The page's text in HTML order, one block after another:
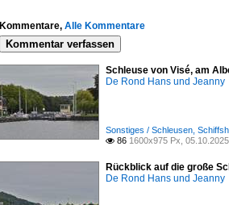
Kommentare, Alle Kommentare
Kommentar verfassen
Schleuse von Visé, am
De Rond Hans und Jeanny
Sonstiges / Schleusen,
 86 1600x975 Px, 05.10.2025
Rückblick auf die große
De Rond Hans und Jeanny